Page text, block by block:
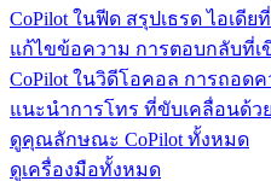
CoPilot ในฟีด สรุปเธรด ไอเดีย
แก้ไขข้อความ การตอบกลับที่
CoPilot ในวิดีโอคอล การถอดค
แนะนำการโทร ที่ขับเคลื่อนด้ว
ดูคุณลักษณะ CoPilot ทั้งหมด
ดูเครื่องมือทั้งหมด